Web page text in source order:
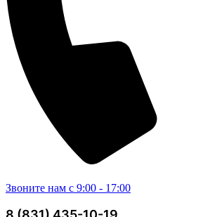
Звоните нам с 9:00 - 17:00